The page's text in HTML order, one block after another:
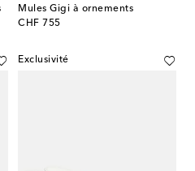
Mules Gigi à ornements
CHF 755
original price
Exclusivité